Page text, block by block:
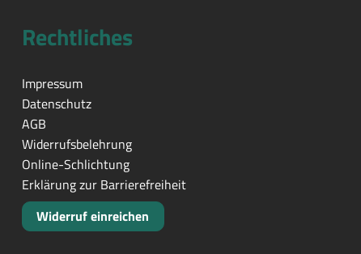
Rechtliches
Impressum
Datenschutz
AGB
Widerrufsbelehrung
Online-Schlichtung
Erklärung zur Barrierefreiheit
Widerruf einreichen